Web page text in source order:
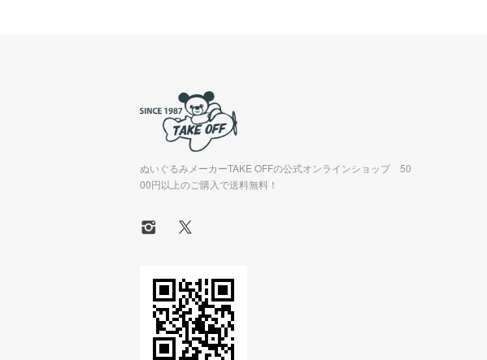
ぬいぐるみメーカーTAKE OFFの公式オンラインショップ 50
00円以上のご購入で送料無料！